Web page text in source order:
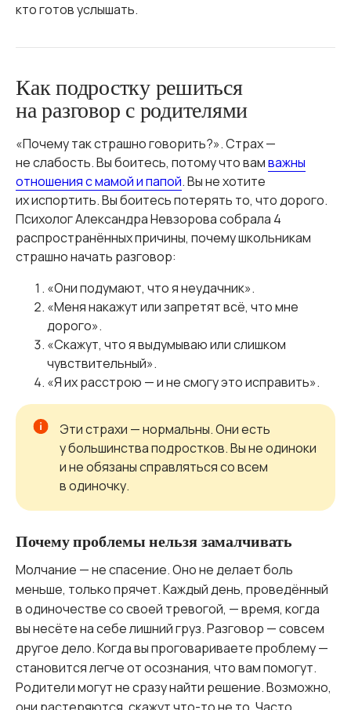
кто готов услышать.
Как подростку решиться
на разговор с родителями
«Почему так страшно говорить?». Страх —
не слабость. Вы боитесь, потому что вамважны
отношения с мамой и папой. Вы не хотите
их испортить. Вы боитесь потерять то, что дорого.
Психолог Александра Невзорова собрала 4
распространённых причины, почему школьникам
страшно начать разговор:
«Они подумают, что я неудачник».
«Меня накажут или запретят всё, что мне
дорого».
«Скажут, что я выдумываю или слишком
чувствительный».
«Я их расстрою — и не смогу это исправить».
Эти страхи — нормальны. Они есть
у большинства подростков. Вы не одиноки
и не обязаны справляться со всем
в одиночку.
Почему проблемы нельзя замалчивать
Молчание — не спасение. Оно не делает боль
меньше, только прячет. Каждый день, проведённый
в одиночестве со своей тревогой, — время, когда
вы несёте на себе лишний груз. Разговор — совсем
другое дело. Когда вы проговариваете проблему —
становится легче от осознания, что вам помогут.
Родители могут не сразу найти решение. Возможно,